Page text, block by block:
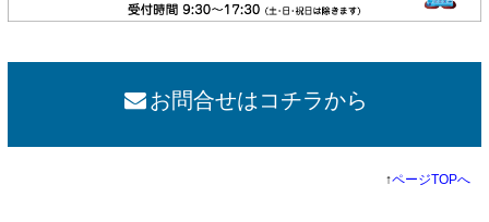
お問合せはコチラから
↑ページTOPへ